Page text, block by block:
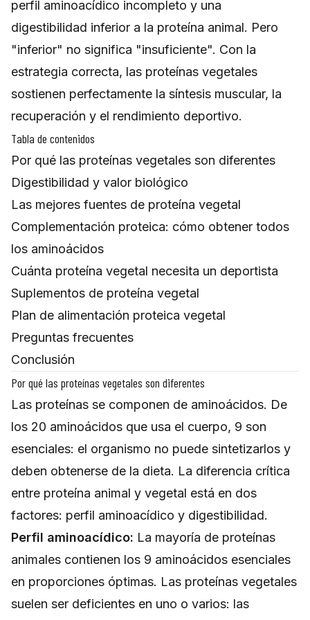
perfil aminoacídico incompleto y una
digestibilidad inferior a la proteína animal. Pero
"inferior" no significa "insuficiente". Con la
estrategia correcta, las proteínas vegetales
sostienen perfectamente la síntesis muscular, la
recuperación y el rendimiento deportivo.
Tabla de contenidos
Por qué las proteínas vegetales son diferentes
Digestibilidad y valor biológico
Las mejores fuentes de proteína vegetal
Complementación proteica: cómo obtener todos
los aminoácidos
Cuánta proteína vegetal necesita un deportista
Suplementos de proteína vegetal
Plan de alimentación proteica vegetal
Preguntas frecuentes
Conclusión
Por qué las proteínas vegetales son diferentes
Las proteínas se componen de aminoácidos. De
los 20 aminoácidos que usa el cuerpo, 9 son
esenciales: el organismo no puede sintetizarlos y
deben obtenerse de la dieta. La diferencia crítica
entre proteína animal y vegetal está en dos
factores: perfil aminoacídico y digestibilidad.
Perfil aminoacídico: La mayoría de proteínas
animales contienen los 9 aminoácidos esenciales
en proporciones óptimas. Las proteínas vegetales
suelen ser deficientes en uno o varios: las